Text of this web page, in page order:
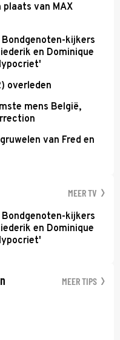
van MAX
Bondgenoten-kijkers
en Dominique
overleden
mens België,
van Fred en
MEER TV
Bondgenoten-kijkers
en Dominique
MEER TIPS